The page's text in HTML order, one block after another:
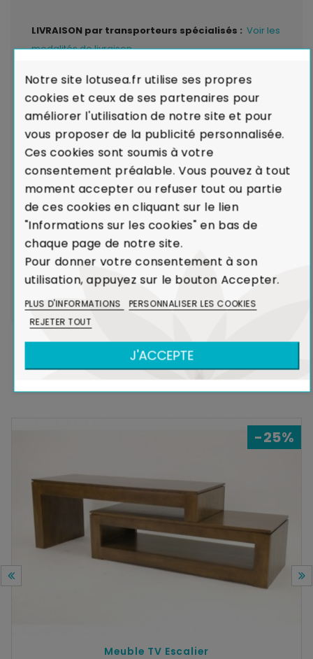
LIVRAISON par transporteurs spécialisés : Voir les
modalités de livraison
Garantie de Conformité : Satisfait ou
Remboursé.En cas de défaut majeur sur un produit
reçu ou de non-conformité par rapport à votre
commande, nous remplaçons aussitôt votre meuble.
Voir Charte de Qualité
Dans le cadre de la production de caoutchouc,
l'Hévéa était un arbre voué à l'incinération.
Le recyclage de l'Hévéa dans la réalisation de
meubles contribue ainsi à limiter l'émission de
CO₂ dans l'atmosphère.
DANS LA MÊME COLLECTION
-25%
Meuble TV Escalier
Notre site lotusea.fr utilise ses propres
cookies et ceux de ses partenaires pour
améliorer l'utilisation de notre site et pour
vous proposer de la publicité personnalisée.
Ces cookies sont soumis à votre
consentement préalable. Vous pouvez à tout
moment accepter ou refuser tout ou partie
de ces cookies en cliquant sur le lien
"Informations sur les cookies" en bas de
chaque page de notre site.
Pour donner votre consentement à son
utilisation, appuyez sur le bouton Accepter.
PLUS D'INFORMATIONS
PERSONNALISER LES COOKIES
REJETER TOUT
J'ACCEPTE